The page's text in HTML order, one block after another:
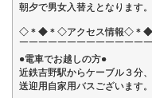
朝夕で男女入替えとなります。
◇＊◆＊◇アクセス情報◇＊
￣￣￣￣￣￣￣￣￣￣￣￣￣
●電車でお越しの方●
近鉄吉野駅からケーブル３分
送迎用自家用バスございます。